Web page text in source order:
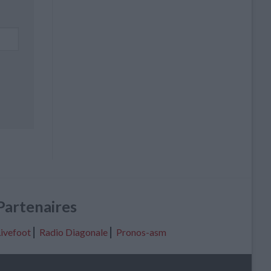
⎢ Radio Diagonale⎢ Pronos-asm